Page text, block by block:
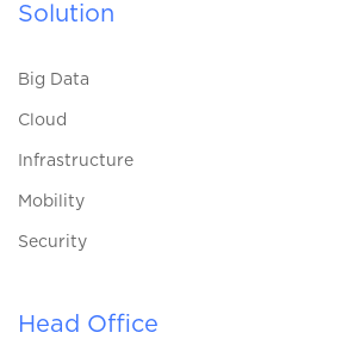
Solution
Big Data
Cloud
Infrastructure
Mobility
Security
Head Office